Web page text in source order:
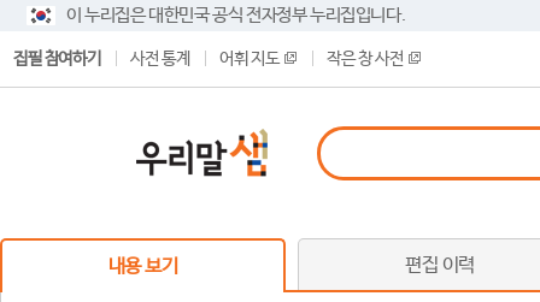
이 누리집은 대한민국 공식 전자정부 누리집입니다.
집필 참여하기 사전 통계 어휘 지도 작은 창 사전
내용 보기 편집 이력